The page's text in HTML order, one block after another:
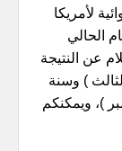
لأمريكا
أي 8 / 5 من العام الحالي
عن النتيجة
) وسنة
)، ويمكنكم